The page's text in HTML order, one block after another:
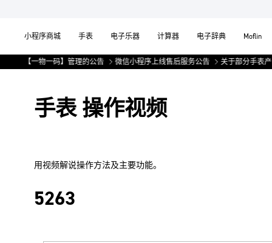
小程序商城 手表 电子乐器 计算器 电子辞典 Moflin
施【一物一码】管理的公告 微信小程序上线售后服务公告 关于部分手表产
手表 操作视频
用视频解说操作方法及主要功能。
5263